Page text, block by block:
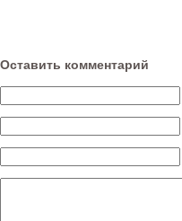
Оставить комментарий